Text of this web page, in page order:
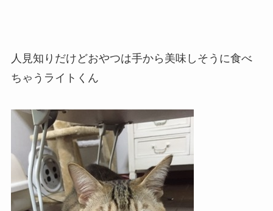
人見知りだけどおやつは手から美味しそうに食べ
ちゃうライトくん